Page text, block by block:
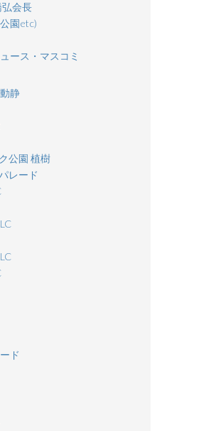
会長
園etc)
ース・マスコミ
静
公園 植樹
レード
ド